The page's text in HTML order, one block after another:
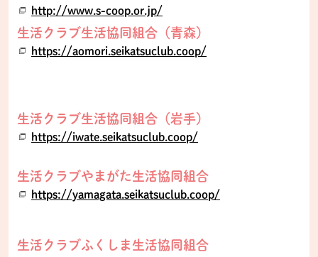
http://www.s-coop.or.jp/
生活クラブ生活協同組合（青森）
https://aomori.seikatsuclub.coop/
生活クラブ生活協同組合（岩手）
https://iwate.seikatsuclub.coop/
生活クラブやまがた生活協同組合
https://yamagata.seikatsuclub.coop/
生活クラブふくしま生活協同組合